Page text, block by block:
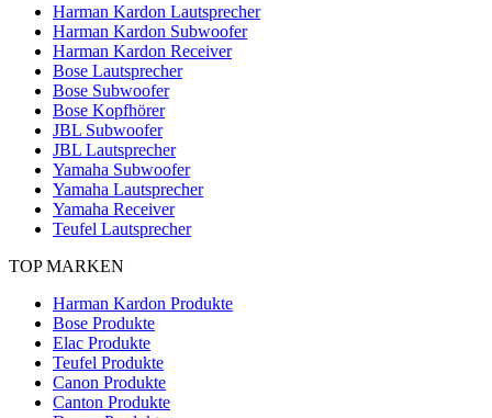
Harman Kardon Lautsprecher
Harman Kardon Subwoofer
Harman Kardon Receiver
Bose Lautsprecher
Bose Subwoofer
Bose Kopfhörer
JBL Subwoofer
JBL Lautsprecher
Yamaha Subwoofer
Yamaha Lautsprecher
Yamaha Receiver
Teufel Lautsprecher
TOP MARKEN
Harman Kardon Produkte
Bose Produkte
Elac Produkte
Teufel Produkte
Canon Produkte
Canton Produkte